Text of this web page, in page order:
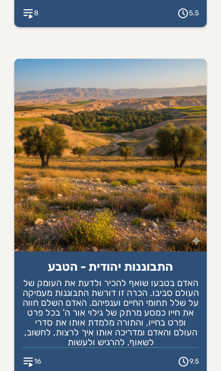
5.5
8
התבוננות יהודית - הטבע
האדם בטבעו שואף להכיר ולדעת את העומק של
העולם סביבו. הכרה זו דורשת התבוננות מעמיקה
על שלל תחומי החיים וענפיהם. האדם השלם חווה
את חייו כמסע מרתק של גילוי אור ה’ בכל פרט
ופרט בחייו, והתורה מלמדת אותו את סדרי
העולם והאדם ומדריכה אותו איך לרצות, לחשוב,
לשאוף, להרגיש ולעשות
9.5
16